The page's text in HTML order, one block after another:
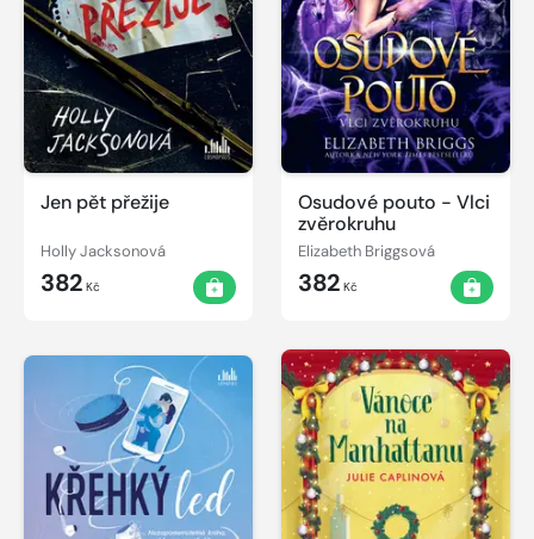
Jen pět přežije
Holly Jacksonová
382 Kč
Osudové pouto - Vlci
zvěrokruhu
Elizabeth Briggsová
382 Kč